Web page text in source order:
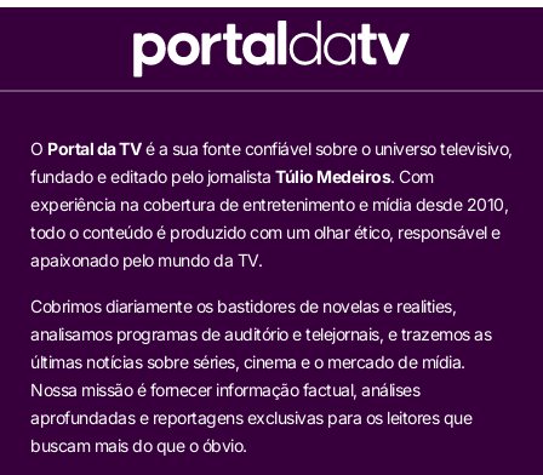
O Portal da TVé a sua fonte confiável sobre o universo televisivo,
fundado e editado pelo jornalista Túlio Medeiros. Com
experiência na cobertura de entretenimento e mídia desde 2010,
todo o conteúdo é produzido com um olhar ético, responsável e
apaixonado pelo mundo da TV.
Cobrimos diariamente os bastidores de novelas e realities,
analisamos programas de auditório e telejornais, e trazemos as
últimas notícias sobre séries, cinema e o mercado de mídia.
Nossa missão é fornecer informação factual, análises
aprofundadas e reportagens exclusivas para os leitores que
buscam mais do que o óbvio.